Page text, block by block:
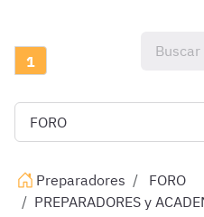
1
Preparadores
FORO
PREPARADORES y